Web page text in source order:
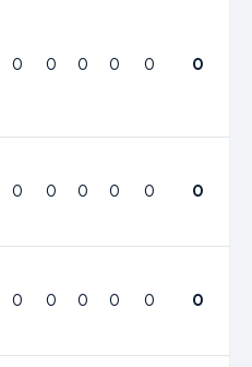
0 0 0 0 0 0
0 0 0 0 0 0
0 0 0 0 0 0